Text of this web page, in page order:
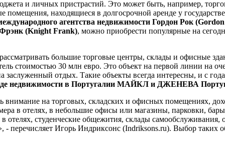
и личных пристрастий. Это может быть, например,
находящиеся в долгосрочной аренде у
агентства недвижимости Гордон Рок
Фрэнк (Knight Frank), можно приобрести популярные на
большие торговые центры, склады и офисные
стоимостью 30 млн евро. Это объект на первой линии на
заслуженный отдых. Такие объекты всегда интересны, и с
недвижимости в Португалии МАЙКЛ и ДЖЕНЕВА
внимание на торговых, складских и офисных помещениях,
в отелях, в небольшие офисы или магазины, парковки,
отелях, студенческие общежития, склады
- перечисляет Игорь Индриксонс (Indriksons.ru). Выбор